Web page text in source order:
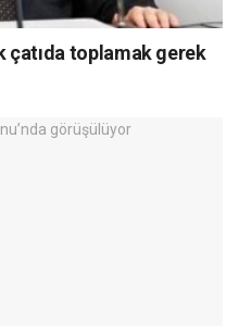
çatıda toplamak gerek